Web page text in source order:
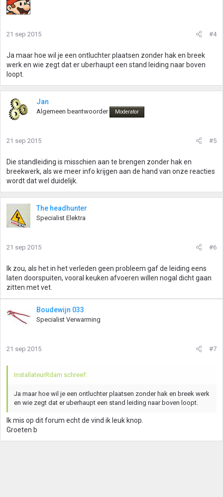
21 sep 2015 #4
Ja maar hoe wil je een ontluchter plaatsen zonder hak en breek
werk en wie zegt dat er uberhaupt een stand leiding naar boven
loopt.
Jan
Algemeen beantwoorder Moderator
21 sep 2015 #5
Die standleiding is misschien aan te brengen zonder hak en
breekwerk, als we meer info krijgen aan de hand van onze reacties
wordt dat wel duidelijk.
The headhunter
Specialist Elektra
21 sep 2015 #6
Ik zou, als het in het verleden geen probleem gaf de leiding eens
laten doorspuiten, vooral keuken afvoeren willen nogal dicht gaan
zitten met vet.
Boudewijn 033
Specialist Verwarming
21 sep 2015 #7
InstallateurRdam schreef:
Ja maar hoe wil je een ontluchter plaatsen zonder hak en breek werk
en wie zegt dat er uberhaupt een stand leiding naar boven loopt.
Ik mis op dit forum echt de vind ik leuk knop.
Groeten b